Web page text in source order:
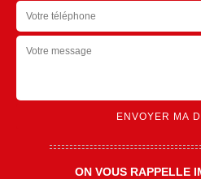
ON VOUS RAPPELLE